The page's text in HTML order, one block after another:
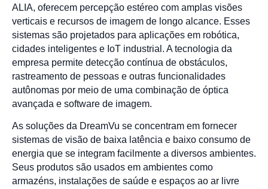
ALIA, oferecem percepção estéreo com amplas visões
verticais e recursos de imagem de longo alcance. Esses
sistemas são projetados para aplicações em robótica,
cidades inteligentes e IoT industrial. A tecnologia da
empresa permite detecção contínua de obstáculos,
rastreamento de pessoas e outras funcionalidades
autônomas por meio de uma combinação de óptica
avançada e software de imagem.
As soluções da DreamVu se concentram em fornecer
sistemas de visão de baixa latência e baixo consumo de
energia que se integram facilmente a diversos ambientes.
Seus produtos são usados em ambientes como
armazéns, instalações de saúde e espaços ao ar livre